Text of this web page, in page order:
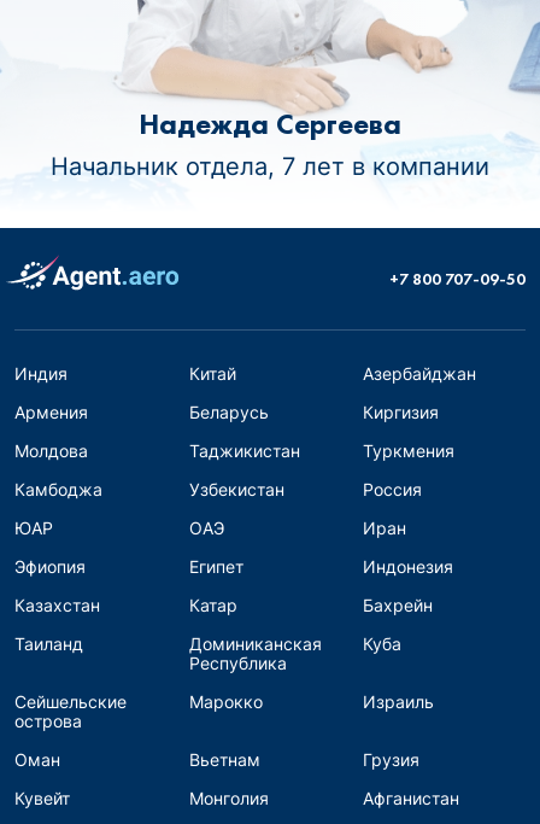
Надежда Сергеева
Начальник отдела, 7 лет в компании
+7 800 707-09-50
Индия Китай
Азербайджан
Армения
Беларусь
Киргизия
Молдова
Таджикистан
Туркмения
Камбоджа
Узбекистан
Россия
ЮАР
ОАЭ
Иран
Эфиопия
Египет
Индонезия
Казахстан
Катар
Бахрейн
Таиланд
Доминиканская
Республика
Куба
Сейшельские
острова
Марокко Израиль
Оман Вьетнам
Грузия
Кувейт
Монголия
Афганистан